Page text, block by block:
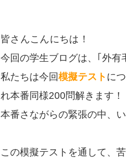
皆さんこんにちは！
今回の学生ブログは、｢外有
私たちは今回模擬テストに
れ本番同様200問解きます！
本番さながらの緊張の中、
この模擬テストを通して、